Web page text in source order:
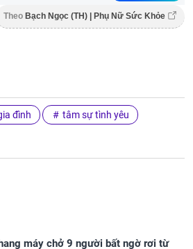
Theo Bạch Ngọc (TH) | Phụ Nữ Sức Khỏe
đình tâm sự tình yêu
máy chở 9 người bất ngờ rơi từ